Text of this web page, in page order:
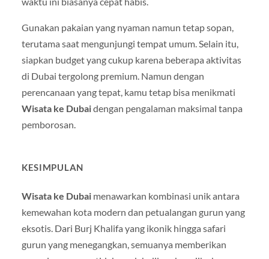
Gunakan pakaian yang nyaman namun tetap sopan,
terutama saat mengunjungi tempat umum. Selain itu,
siapkan budget yang cukup karena beberapa aktivitas
di Dubai tergolong premium. Namun dengan
perencanaan yang tepat, kamu tetap bisa menikmati
Wisata ke Dubaidengan pengalaman maksimal tanpa
pemborosan.
KESIMPULAN
Wisata ke Dubaimenawarkan kombinasi unik antara
kemewahan kota modern dan petualangan gurun yang
eksotis. Dari Burj Khalifa yang ikonik hingga safari
gurun yang menegangkan, semuanya memberikan